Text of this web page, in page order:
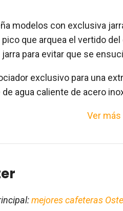
modelos con exclusiva
que arquea el vertido
jarra para evitar que se
exclusivo para una
de agua caliente de acero
Ver
mejores cafeteras